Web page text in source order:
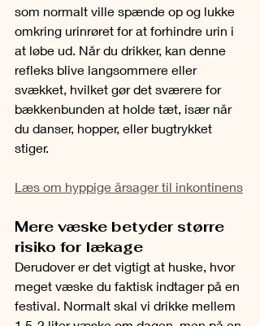
som normalt ville spænde op og lukke
omkring urinrøret for at forhindre urin i
at løbe ud. Når du drikker, kan denne
refleks blive langsommere eller
svækket, hvilket gør det sværere for
bækkenbunden at holde tæt, især når
du danser, hopper, eller bugtrykket
stiger.
Læs om hyppige årsager til inkontinens
Mere væske betyder større
risiko for lækage
Derudover er det vigtigt at huske, hvor
meget væske du faktisk indtager på en
festival. Normalt skal vi drikke mellem